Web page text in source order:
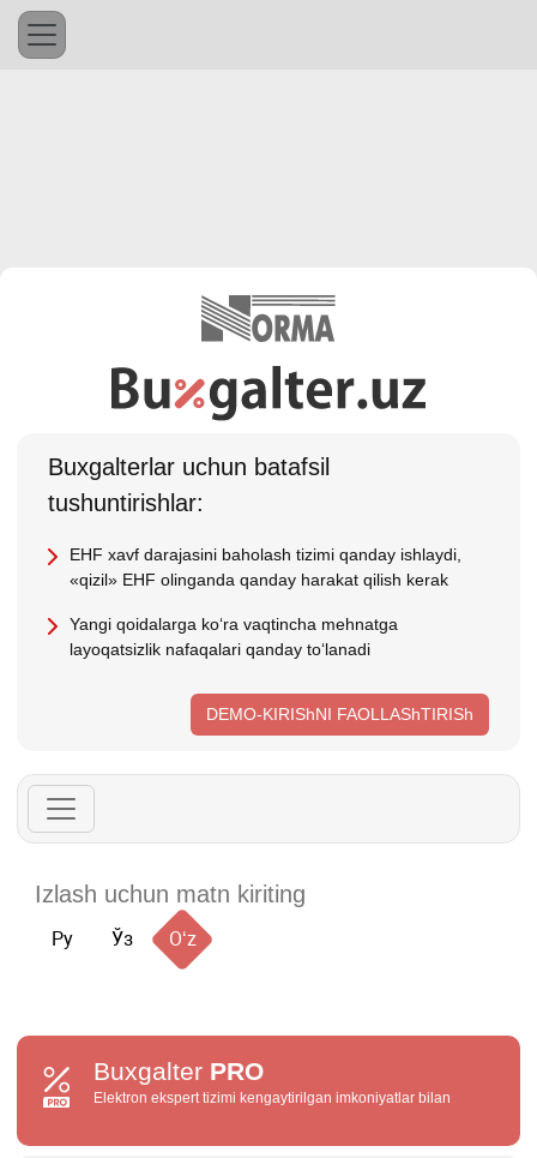
Buхgalterlar uchun batafsil
tushuntirishlar:
EHF хavf darajasini baholash tizimi qanday ishlaydi,
«qizil» EHF olinganda qanday harakat qilish kerak
Yangi qoidalarga koʻra vaqtincha mehnatga
layoqatsizlik nafaqalari qanday toʻlanadi
DEMO-KIRIShNI FAOLLAShTIRISh
Ру Ўз Oʻz
Buxgalter PRO
Elektron ekspert tizimi kengaytirilgan imkoniyatlar bilan